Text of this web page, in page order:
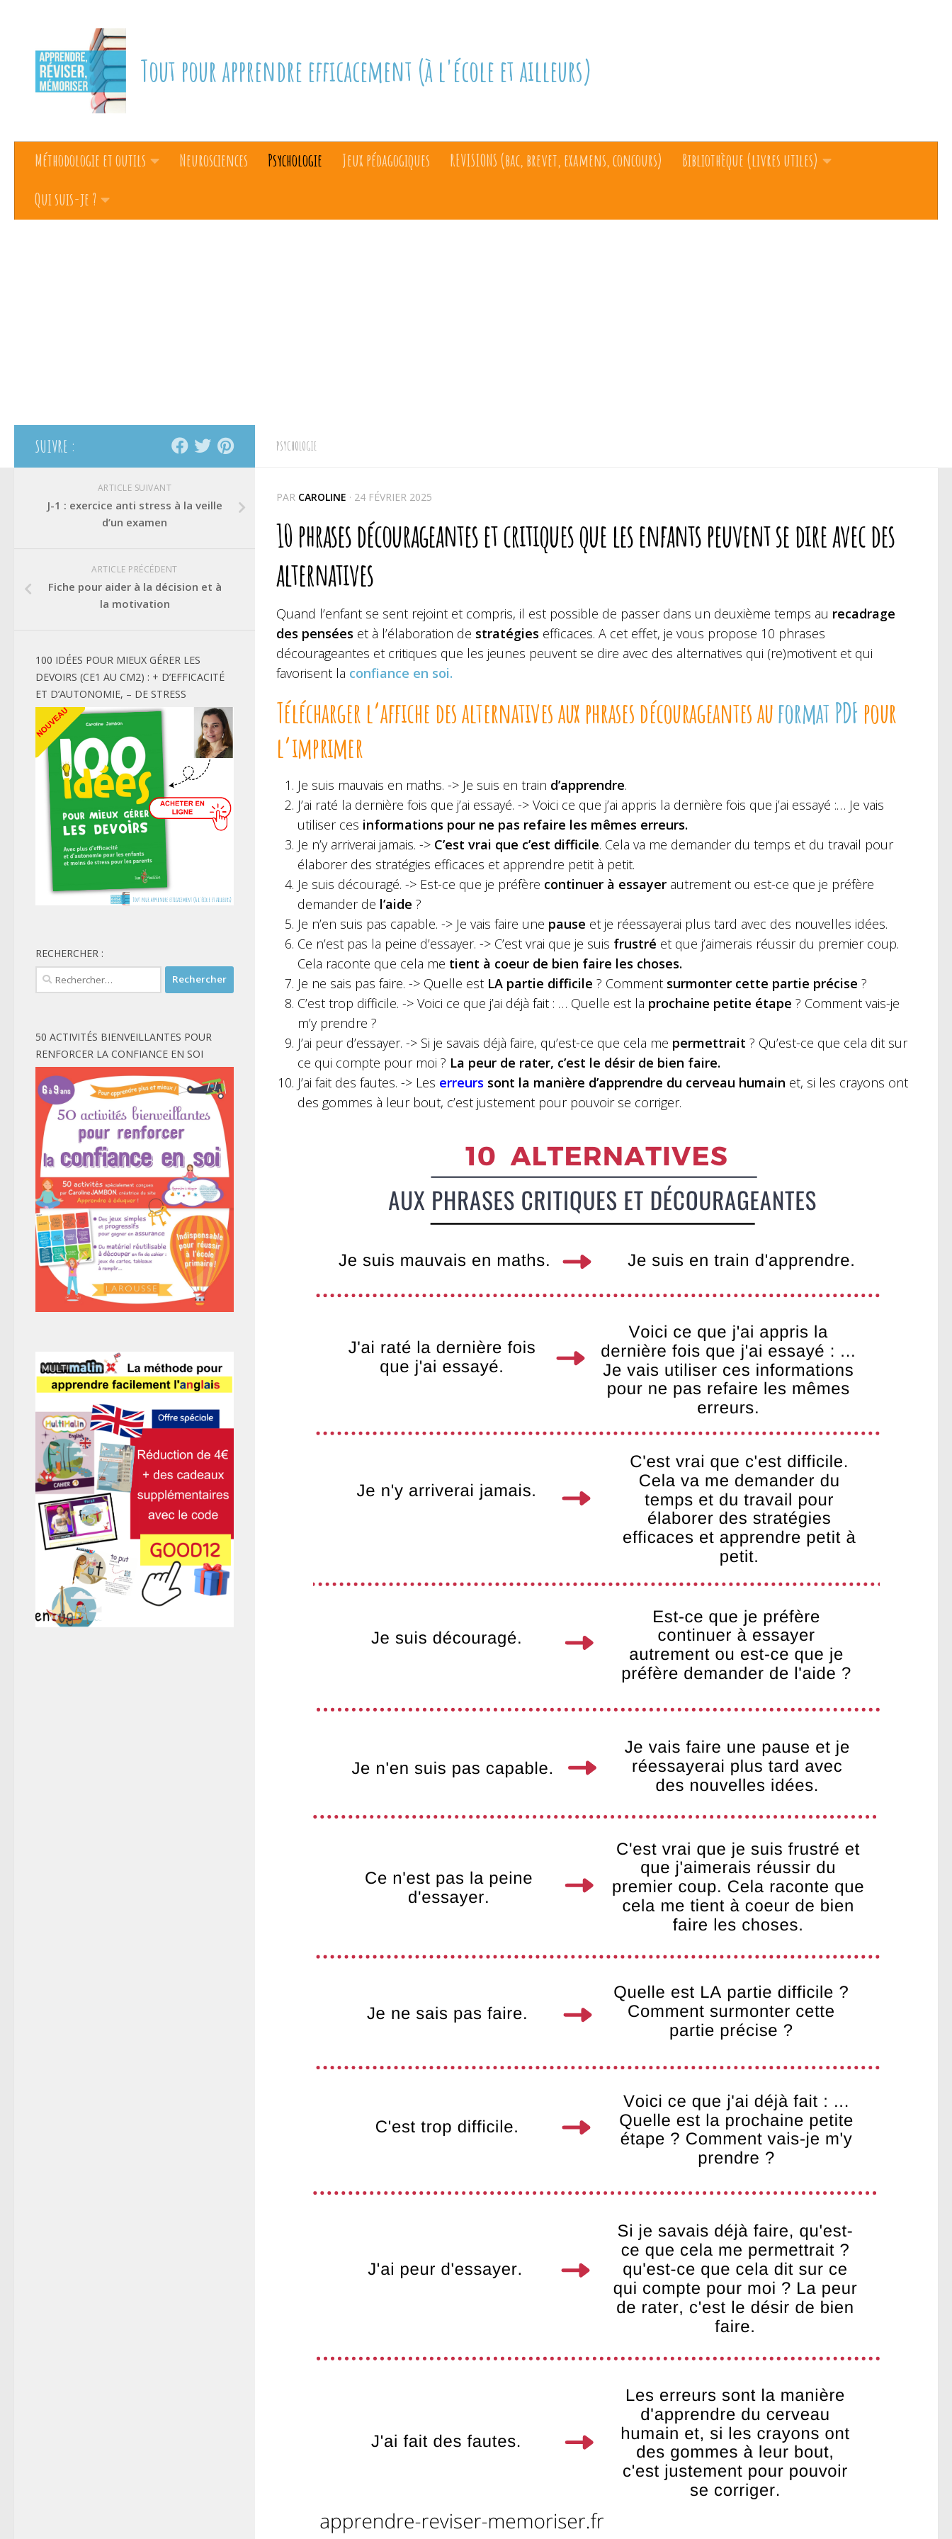
Tout pour apprendre efficacement (à l'école et ailleurs)
Méthodologie et outils Neurosciences Psychologie Jeux pédagogiques REVISIONS (bac, brevet, examens, concours)
Bibliothèque (livres utiles)
Qui suis-je ?
PSYCHOLOGIE
PAR CAROLINE · 24 FÉVRIER 2025
10 phrases décourageantes et critiques que les enfants peuvent se dire avec des
alternatives
Quand l’enfant se sent rejoint et compris, il est possible de passer dans un deuxième temps au recadrage
des pensées et à l’élaboration de stratégies efficaces. A cet effet, je vous propose 10 phrases
décourageantes et critiques que les jeunes peuvent se dire avec des alternatives qui (re)motivent et qui
favorisent la confiance en soi.
Télécharger l’affiche des alternatives aux phrases décourageantes auformat PDFpour
l’imprimer
Je suis mauvais en maths. -> Je suis en train d’apprendre.
J’ai raté la dernière fois que j’ai essayé. -> Voici ce que j’ai appris la dernière fois que j’ai essayé :… Je vais
utiliser ces informations pour ne pas refaire les mêmes erreurs.
Je n’y arriverai jamais. -> C’est vrai que c’est difficile. Cela va me demander du temps et du travail pour
élaborer des stratégies efficaces et apprendre petit à petit.
Je suis découragé. -> Est-ce que je préfère continuer à essayer autrement ou est-ce que je préfère
demander de l’aide ?
Je n’en suis pas capable. -> Je vais faire une pause et je réessayerai plus tard avec des nouvelles idées.
Ce n’est pas la peine d’essayer. -> C’est vrai que je suis frustré et que j’aimerais réussir du premier coup.
Cela raconte que cela me tient à coeur de bien faire les choses.
Je ne sais pas faire. -> Quelle est LA partie difficile ? Comment surmonter cette partie précise ?
C’est trop difficile. -> Voici ce que j’ai déjà fait : … Quelle est la prochaine petite étape ? Comment vais-je
m’y prendre ?
J’ai peur d’essayer. -> Si je savais déjà faire, qu’est-ce que cela me permettrait ? Qu’est-ce que cela dit sur
ce qui compte pour moi ? La peur de rater, c’est le désir de bien faire.
J’ai fait des fautes. -> Les erreurs sont la manière d’apprendre du cerveau humain et, si les crayons ont
des gommes à leur bout, c’est justement pour pouvoir se corriger.
SUIVRE :
ARTICLE SUIVANT
J-1 : exercice anti stress à la veille
d’un examen
ARTICLE PRÉCÉDENT
Fiche pour aider à la décision et à
la motivation
100 IDÉES POUR MIEUX GÉRER LES
DEVOIRS (CE1 AU CM2) : + D’EFFICACITÉ
ET D’AUTONOMIE, – DE STRESS
RECHERCHER :
Rechercher :
50 ACTIVITÉS BIENVEILLANTES POUR
RENFORCER LA CONFIANCE EN SOI